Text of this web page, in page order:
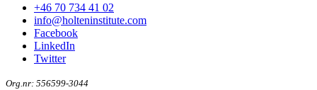
+46 70 734 41 02
info@holteninstitute.com
Facebook
LinkedIn
Twitter
Org.nr: 556599-3044